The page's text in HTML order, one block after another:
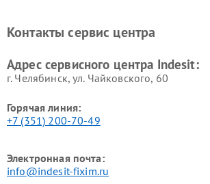
Indesit
Indesit
Контакты сервис центра
Адрес сервисного центра Indesit:
г. Челябинск, ул. Чайковского, 60
Горячая линия:
+7 (351) 200-70-49
Электронная почта:
info@indesit-fixim.ru